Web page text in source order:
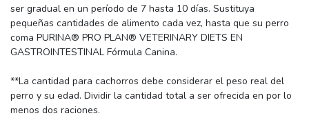
ser gradual en un período de 7 hasta 10 días. Sustituya
pequeñas cantidades de alimento cada vez, hasta que su perro
coma PURINA® PRO PLAN® VETERINARY DIETS EN
GASTROINTESTINAL Fórmula Canina.
**La cantidad para cachorros debe considerar el peso real del
perro y su edad. Dividir la cantidad total a ser ofrecida en por lo
menos dos raciones.